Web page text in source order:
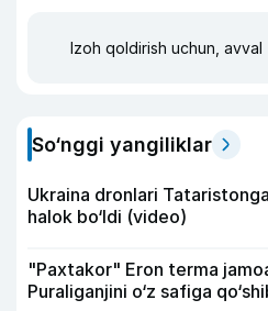
Izoh qoldirish uchun, avval
So‘nggi yangiliklar
Ukraina dronlari
halok bo‘ldi (video)
"Paxtakor" Eron terma
Puraliganjini o‘z safiga